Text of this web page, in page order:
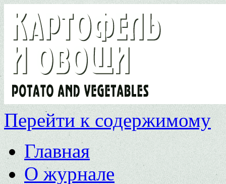
Перейти к содержимому
Главная
О журнале